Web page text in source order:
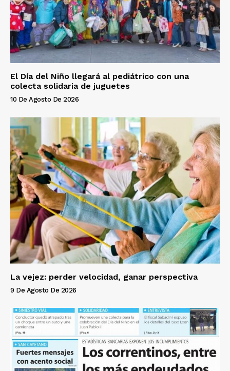
El Día del Niño llegará al pediátrico con una
colecta solidaria de juguetes
10 De Agosto De 2026
La vejez: perder velocidad, ganar perspectiva
9 De Agosto De 2026